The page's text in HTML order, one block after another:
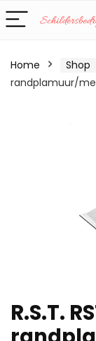
Home Shop
randplamuur/
R.S.T.